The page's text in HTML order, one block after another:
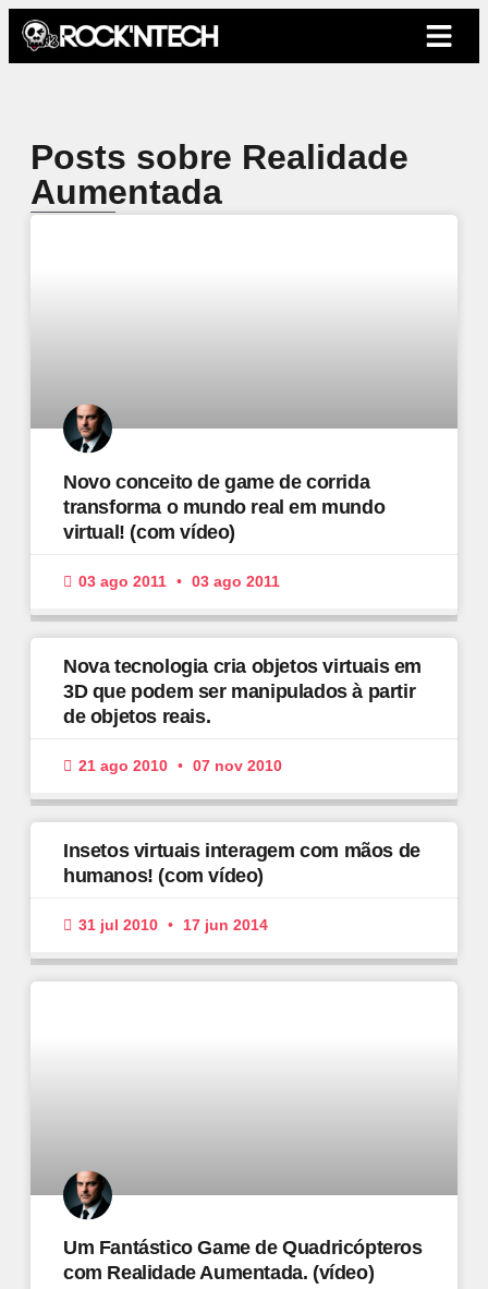
Posts sobre Realidade
Aumentada
Novo conceito de game de corrida
transforma o mundo real em mundo
virtual! (com vídeo)
03 ago 2011 03 ago 2011
Nova tecnologia cria objetos virtuais em
3D que podem ser manipulados à partir
de objetos reais.
21 ago 2010 07 nov 2010
Insetos virtuais interagem com mãos de
humanos! (com vídeo)
31 jul 2010 17 jun 2014
Um Fantástico Game de Quadricópteros
com Realidade Aumentada. (vídeo)